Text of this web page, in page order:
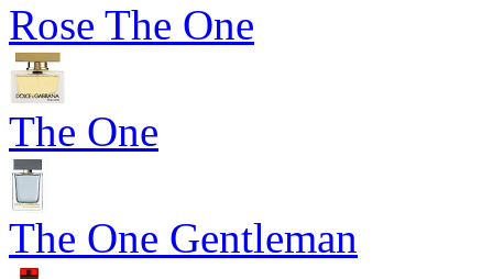
Rose The One
The One
The One Gentleman